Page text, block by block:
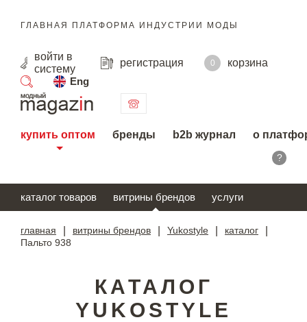
ГЛАВНАЯ ПЛАТФОРМА ИНДУСТРИИ МОДЫ
войти в
систему
регистрация 0
корзина
Eng
поиск
купить оптом бренды b2b журнал о
?
каталог товаров витрины брендов услуги
главная витрины брендов Yukostyle каталог
Пальто 938
КАТАЛОГ
YUKOSTYLE